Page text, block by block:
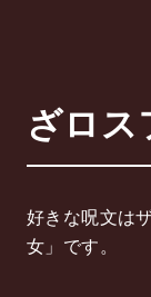
ざロ
好きな呪文は
女」です。